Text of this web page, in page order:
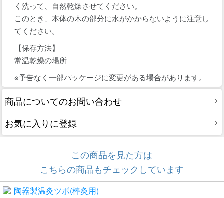
く洗って、自然乾燥させてください。
このとき、本体の木の部分に水がかからないように注意し
てください。
【保存方法】
常温乾燥の場所
※予告なく一部パッケージに変更がある場合があります。
商品についてのお問い合わせ
お気に入りに登録
この商品を見た方は
こちらの商品もチェックしています
陶器製温灸ツボ(棒灸用)